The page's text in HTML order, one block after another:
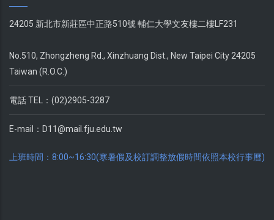
24205 新北市新莊區中正路510號 輔仁大學文友樓二樓LF231
No.510, Zhongzheng Rd., Xinzhuang Dist., New Taipei City 24205
Taiwan (R.O.C.)
電話 TEL：(02)2905-3287
E-mail： D11@mail.fju.edu.tw
上班時間：8:00~16:30(寒暑假及校訂調整放假時間依照本校行事曆)